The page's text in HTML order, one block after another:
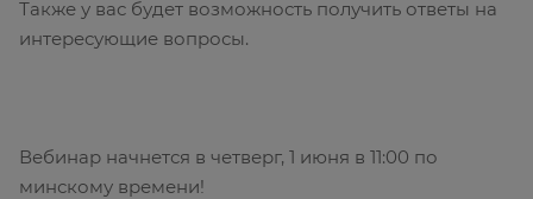
Также у вас будет возможность получить ответы на
интересующие вопросы.
Вебинар начнется в четверг, 1 июня в 11:00 по
минскому времени!